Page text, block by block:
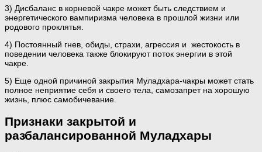
3) Дисбаланс в корневой чакре может быть следствием и
энергетического вампиризма человека в прошлой жизни или
родового проклятья.
4) Постоянный гнев, обиды, страхи, агрессия и жестокость в
поведении человека также блокируют поток энергии в этой
чакре.
5) Еще одной причиной закрытия Муладхара-чакры может стать
полное неприятие себя и своего тела, самозапрет на хорошую
жизнь, плюс самобичевание.
Признаки закрытой и
разбалансированной Муладхары